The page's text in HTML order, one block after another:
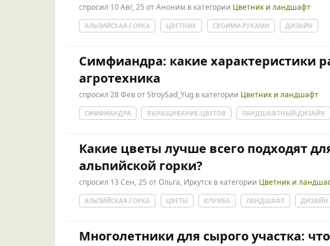
спросил 10 Авг, 25 отАноним в категории Цветник и ландшафт
АЛЬПИЙСКАЯ-ГОРКА ЦВЕТНИК СВОИМИ-РУКАМИ ДИЗАЙН
Симфиандра: какие характеристики
агротехника
спросил 28 ФевотStroySad_Yug в категории Цветник и ландшафт
СИМФИАНДРА ВЫРАЩИВАНИЕ-ЦВЕТОВ ЛАНДШАФТНЫЙ-ДИЗАЙН
Какие цветы лучше всего подходят
альпийской горки?
спросил 13 Сен, 25 отОльга, Иркутск в категории Цветник и
АЛЬПИЙСКАЯ-ГОРКА ЦВЕТЫ КЛУМБА ЛАНДШАФТ ДИЗАЙН
Многолетники для сырого участка: